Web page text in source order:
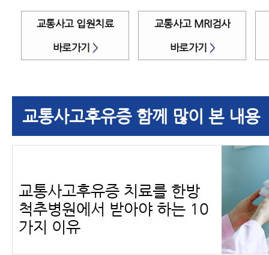
교통사고 입원치료
바로가기 >
교통사고 MRI검사
바로가기 >
교통사고후유증 함께 많이 본 내용
교통사고후유증 치료를 한방
척추병원에서 받아야 하는 10
가지 이유